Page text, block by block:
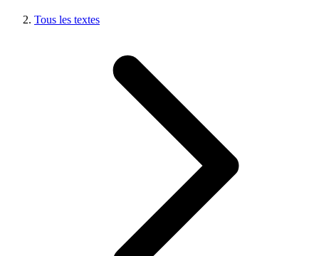
Tous les textes